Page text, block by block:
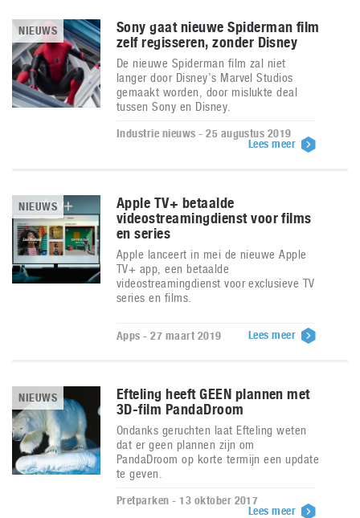
NIEUWS
Sony gaat nieuwe Spiderman film
zelf regisseren, zonder Disney
De nieuwe Spiderman film zal niet
langer door Disney’s Marvel Studios
gemaakt worden, door mislukte deal
tussen Sony en Disney.
Industrie nieuws - 25 augustus 2019
Lees meer
NIEUWS
Apple TV+ betaalde
videostreamingdienst voor films
en series
Apple lanceert in mei de nieuwe Apple
TV+ app, een betaalde
videostreamingdienst voor exclusieve TV
series en films.
Apps - 27 maart 2019 Lees meer
NIEUWS
Efteling heeft GEEN plannen met
3D-film PandaDroom
Ondanks geruchten laat Efteling weten
dat er geen plannen zijn om
PandaDroom op korte termijn een update
te geven.
Pretparken - 13 oktober 2017
Lees meer